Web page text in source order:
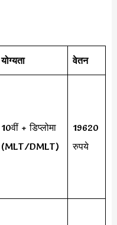
योग्यता वेतन
10वीं + डिप्लोमा
(MLT/DMLT)
19620
रुपये